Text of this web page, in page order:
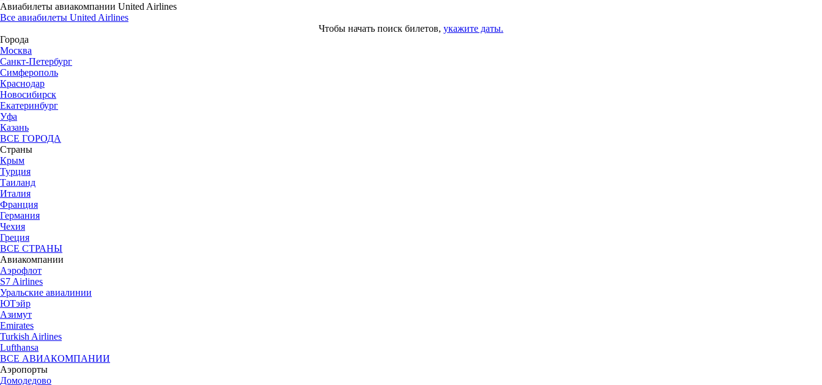
Авиабилеты авиакомпании United Airlines
Все авиабилеты United Airlines
Чтобы начать поиск билетов, укажите даты.
Города
Москва
Санкт-Петербург
Симферополь
Краснодар
Новосибирск
Екатеринбург
Уфа
Казань
ВСЕ ГОРОДА
Страны
Крым
Турция
Таиланд
Италия
Франция
Германия
Чехия
Греция
ВСЕ СТРАНЫ
Авиакомпании
Аэрофлот
S7 Airlines
Уральские авиалинии
ЮТэйр
Азимут
Emirates
Turkish Airlines
Lufthansa
ВСЕ АВИАКОМПАНИИ
Аэропорты
Домодедово